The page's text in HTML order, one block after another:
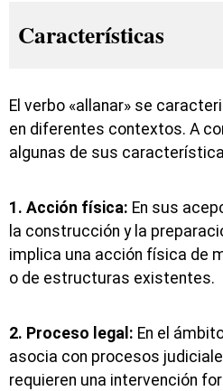
Características
El verbo «allanar» se
en diferentes contextos. A
algunas de sus
1. Acción física: En sus
la construcción y la
implica una acción física de
o de estructuras existentes.
2. Proceso legal: En el
asocia con procesos
requieren una intervención